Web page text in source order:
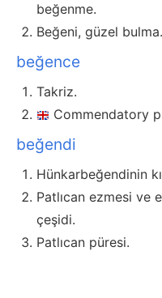
beğenme.
Beğeni, güzel bulma.
beğence
Takriz.
Commendatory
beğendi
Hünkarbeğendinin
Patlıcan ezmesi ve
çeşidi.
Patlıcan püresi.